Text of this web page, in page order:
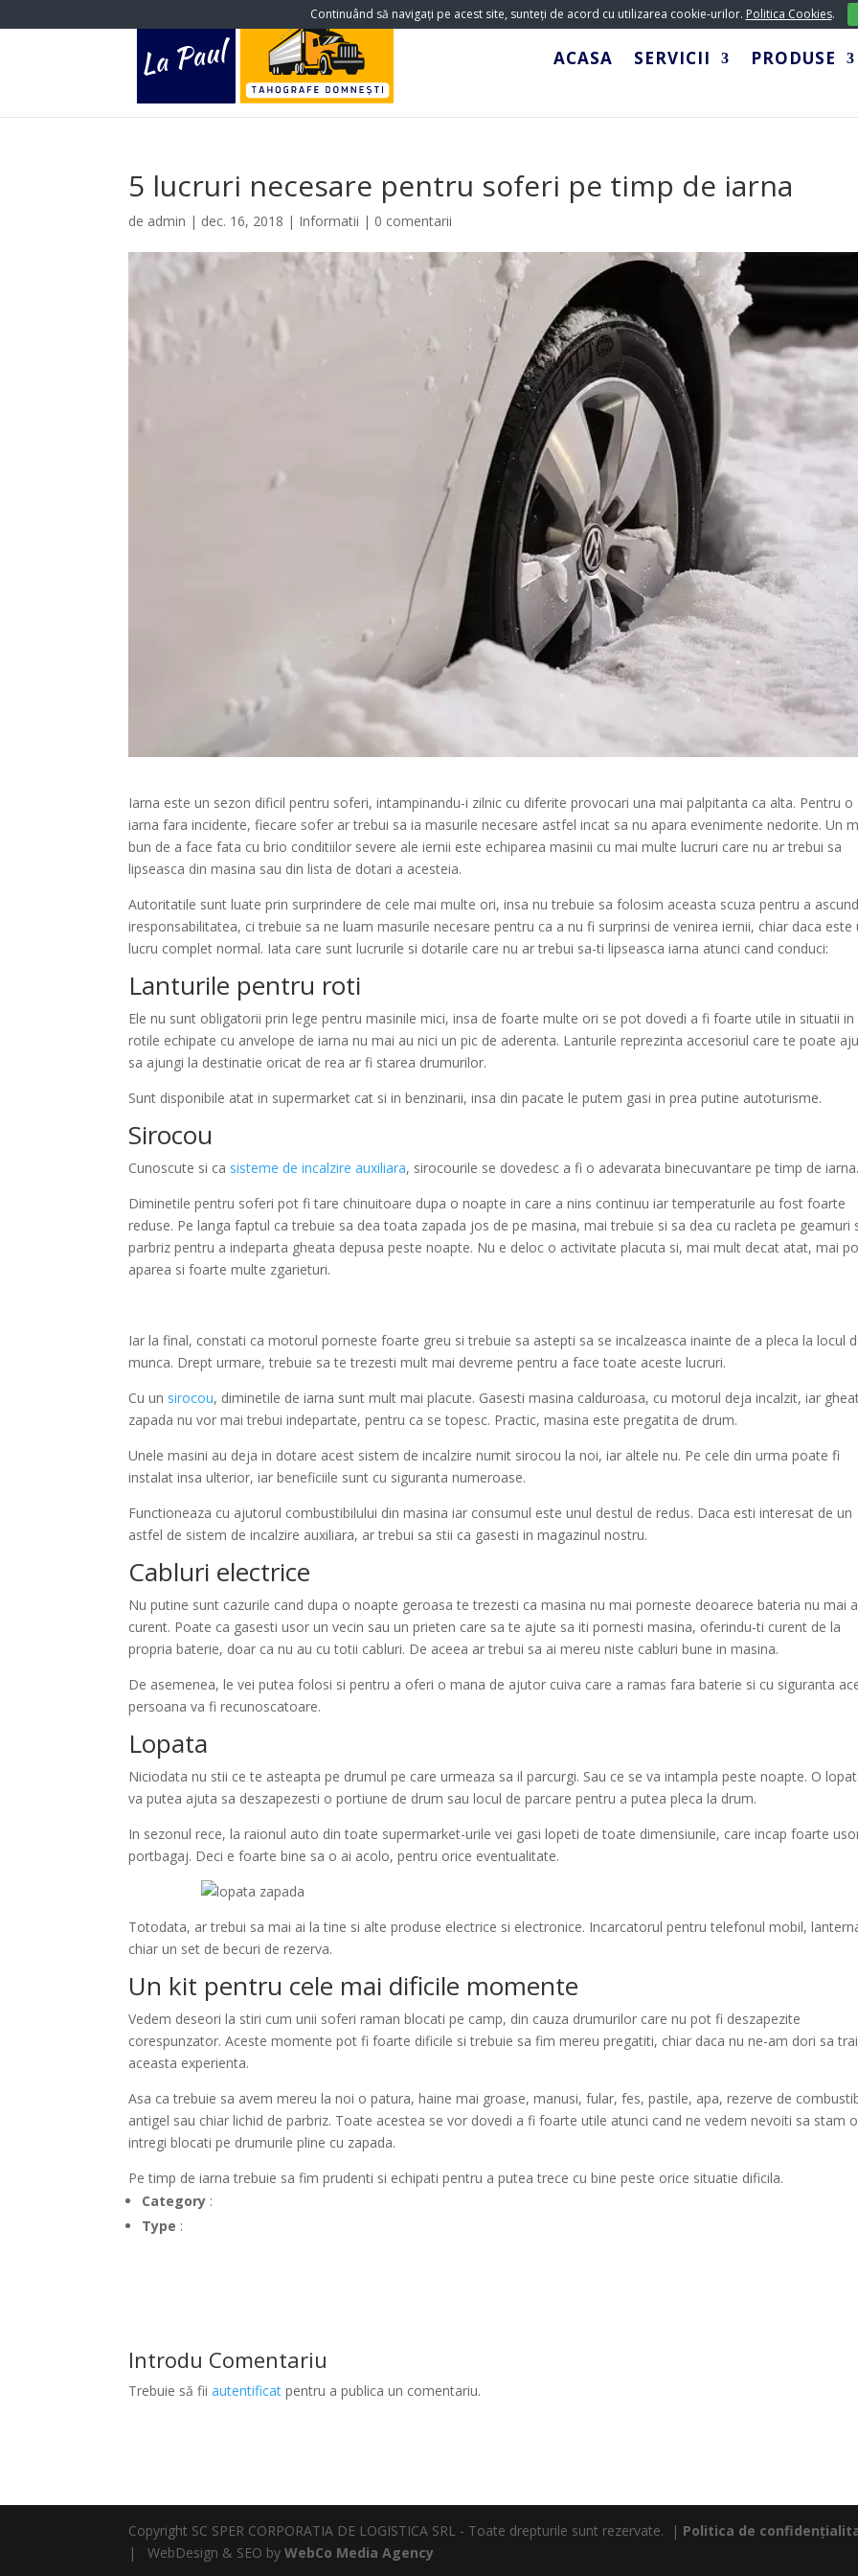
ACASA SERVICII PRODUSE
5 lucruri necesare pentru soferi pe timp de iarna
de admin | dec. 16, 2018 | Informatii | 0 comentarii
Iarna este un sezon dificil pentru soferi, intampinandu-i zilnic cu diferite provocari una mai palpitanta ca alta. Pentru o
iarna fara incidente, fiecare sofer ar trebui sa ia masurile necesare astfel incat sa nu apara evenimente nedorite. Un
bun de a face fata cu brio conditiilor severe ale iernii este echiparea masinii cu mai multe lucruri care nu ar trebui sa
lipseasca din masina sau din lista de dotari a acesteia.
Autoritatile sunt luate prin surprindere de cele mai multe ori, insa nu trebuie sa folosim aceasta scuza pentru a
iresponsabilitatea, ci trebuie sa ne luam masurile necesare pentru ca a nu fi surprinsi de venirea iernii, chiar daca este
lucru complet normal. Iata care sunt lucrurile si dotarile care nu ar trebui sa-ti lipseasca iarna atunci cand conduci:
Lanturile pentru roti
Ele nu sunt obligatorii prin lege pentru masinile mici, insa de foarte multe ori se pot dovedi a fi foarte utile in situatii in
rotile echipate cu anvelope de iarna nu mai au nici un pic de aderenta. Lanturile reprezinta accesoriul care te poate
sa ajungi la destinatie oricat de rea ar fi starea drumurilor.
Sunt disponibile atat in supermarket cat si in benzinarii, insa din pacate le putem gasi in prea putine autoturisme.
Sirocou
Cunoscute si ca sisteme de incalzire auxiliara, sirocourile se dovedesc a fi o adevarata binecuvantare pe timp de iarna.
Diminetile pentru soferi pot fi tare chinuitoare dupa o noapte in care a nins continuu iar temperaturile au fost foarte
reduse. Pe langa faptul ca trebuie sa dea toata zapada jos de pe masina, mai trebuie si sa dea cu racleta pe geamuri
parbriz pentru a indeparta gheata depusa peste noapte. Nu e deloc o activitate placuta si, mai mult decat atat, mai
aparea si foarte multe zgarieturi.
Iar la final, constati ca motorul porneste foarte greu si trebuie sa astepti sa se incalzeasca inainte de a pleca la locul
munca. Drept urmare, trebuie sa te trezesti mult mai devreme pentru a face toate aceste lucruri.
Cu un sirocou, diminetile de iarna sunt mult mai placute. Gasesti masina calduroasa, cu motorul deja incalzit, iar
zapada nu vor mai trebui indepartate, pentru ca se topesc. Practic, masina este pregatita de drum.
Unele masini au deja in dotare acest sistem de incalzire numit sirocou la noi, iar altele nu. Pe cele din urma poate fi
instalat insa ulterior, iar beneficiile sunt cu siguranta numeroase.
Functioneaza cu ajutorul combustibilului din masina iar consumul este unul destul de redus. Daca esti interesat de un
astfel de sistem de incalzire auxiliara, ar trebui sa stii ca gasesti in magazinul nostru.
Cabluri electrice
Nu putine sunt cazurile cand dupa o noapte geroasa te trezesti ca masina nu mai porneste deoarece bateria nu mai
curent. Poate ca gasesti usor un vecin sau un prieten care sa te ajute sa iti pornesti masina, oferindu-ti curent de la
propria baterie, doar ca nu au cu totii cabluri. De aceea ar trebui sa ai mereu niste cabluri bune in masina.
De asemenea, le vei putea folosi si pentru a oferi o mana de ajutor cuiva care a ramas fara baterie si cu siguranta
persoana va fi recunoscatoare.
Lopata
Niciodata nu stii ce te asteapta pe drumul pe care urmeaza sa il parcurgi. Sau ce se va intampla peste noapte. O
va putea ajuta sa deszapezesti o portiune de drum sau locul de parcare pentru a putea pleca la drum.
In sezonul rece, la raionul auto din toate supermarket-urile vei gasi lopeti de toate dimensiunile, care incap foarte
portbagaj. Deci e foarte bine sa o ai acolo, pentru orice eventualitate.
Totodata, ar trebui sa mai ai la tine si alte produse electrice si electronice. Incarcatorul pentru telefonul mobil,
chiar un set de becuri de rezerva.
Un kit pentru cele mai dificile momente
Vedem deseori la stiri cum unii soferi raman blocati pe camp, din cauza drumurilor care nu pot fi deszapezite
corespunzator. Aceste momente pot fi foarte dificile si trebuie sa fim mereu pregatiti, chiar daca nu ne-am dori sa
aceasta experienta.
Asa ca trebuie sa avem mereu la noi o patura, haine mai groase, manusi, fular, fes, pastile, apa, rezerve de
antigel sau chiar lichid de parbriz. Toate acestea se vor dovedi a fi foarte utile atunci cand ne vedem nevoiti sa stam
intregi blocati pe drumurile pline cu zapada.
Pe timp de iarna trebuie sa fim prudenti si echipati pentru a putea trece cu bine peste orice situatie dificila.
Category :
Type :
Introdu Comentariu
Trebuie să fiiautentificat pentru a publica un comentariu.
Copyright SC SPER CORPORATIA DE LOGISTICA SRL - Toate drepturile sunt rezervate. | Politica de
| WebDesign & SEO byWebCo Media Agency
Continuând să navigați pe acest site, sunteți de acord cu utilizarea cookie-urilor. Politica Cookies.